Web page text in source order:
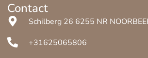
Contact
Schilberg 26 6255 NR
+31625065806